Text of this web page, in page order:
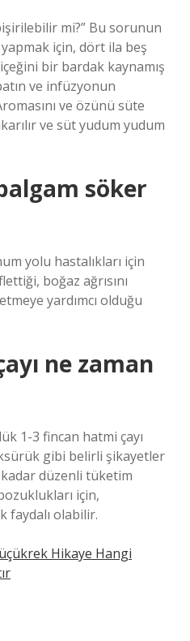
mi?” Bu sorunun
için, dört ila beş
bir bardak kaynamış
ve infüzyonun
ve özünü süte
ve süt yudum yudum
söker
yolu hastalıkları için
boğaz ağrısını
yardımcı olduğu
ne zaman
1-3 fincan hatmi çayı
gibi belirli şikayetler
düzenli tüketim
için,
faydalı olabilir.
Hikaye Hangi